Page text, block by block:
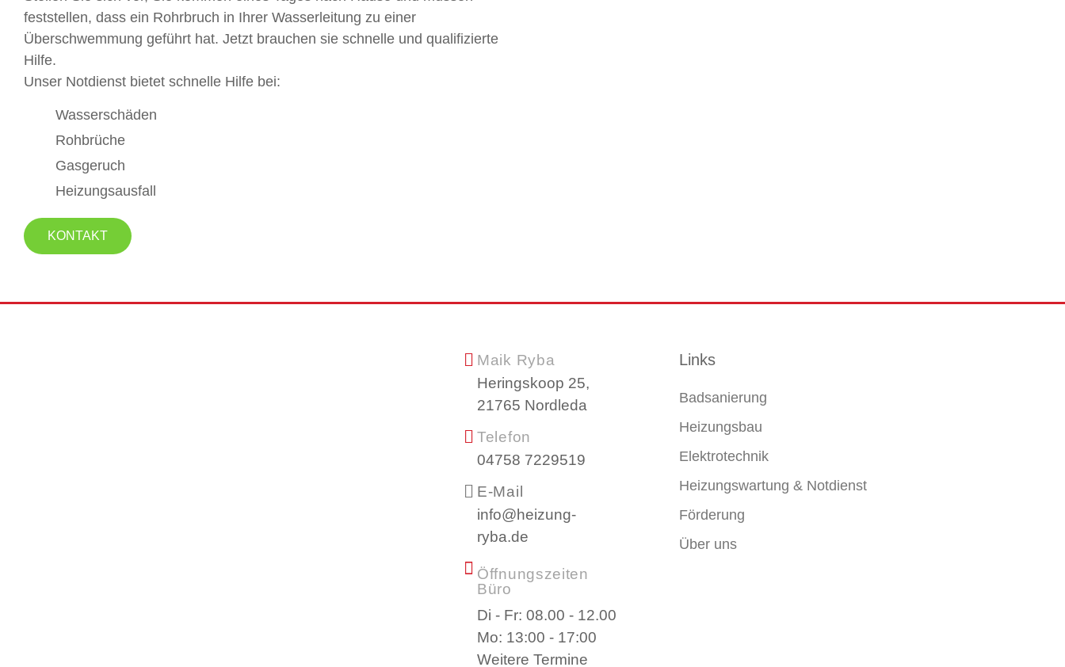
feststellen, dass ein Rohrbruch in Ihrer Wasserleitung zu einer
Überschwemmung geführt hat. Jetzt brauchen sie schnelle und qualifizierte
Hilfe.
Unser Notdienst bietet schnelle Hilfe bei:
Wasserschäden
Rohbrüche
Gasgeruch
Heizungsausfall
KONTAKT
Maik Ryba
Heringskoop 25,
21765 Nordleda
Telefon
04758 7229519
E-Mail
info@heizung-
ryba.de
Öffnungszeiten
Büro
Di - Fr: 08.00 - 12.00
Mo: 13:00 - 17:00
Weitere Termine
Links
Badsanierung
Heizungsbau
Elektrotechnik
Heizungswartung & Notdienst
Förderung
Über uns